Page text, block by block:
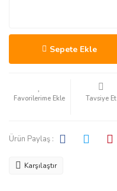
Sepete Ekle
Tavsiye Et
Ürün Paylaş :
Karşılaştır